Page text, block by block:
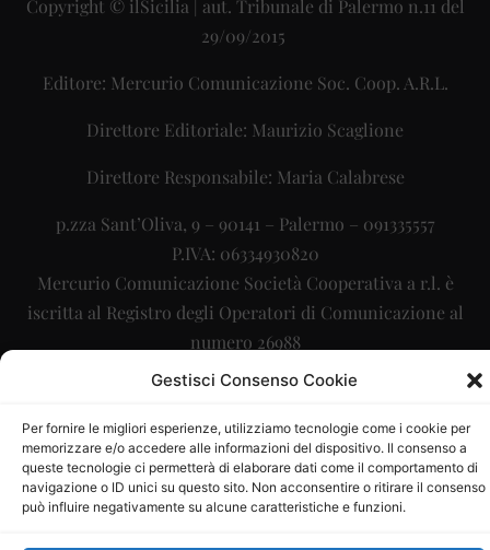
Gestisci Consenso Cookie
Per fornire le migliori esperienze, utilizziamo tecnologie come i cookie per
memorizzare e/o accedere alle informazioni del dispositivo. Il consenso a
queste tecnologie ci permetterà di elaborare dati come il comportamento di
navigazione o ID unici su questo sito. Non acconsentire o ritirare il consenso
può influire negativamente su alcune caratteristiche e funzioni.
Copyright © ilSicilia | aut. Tribunale di Palermo n.11 del
29/09/2015
Editore: Mercurio Comunicazione Soc. Coop. A.R.L.
Direttore Editoriale: Maurizio Scaglione
Direttore Responsabile: Maria Calabrese
p.zza Sant’Oliva, 9 – 90141 – Palermo – 091335557
P.IVA: 06334930820
Mercurio Comunicazione Società Cooperativa a r.l. è
iscritta al Registro degli Operatori di Comunicazione al
numero 26988
Sito gestito daLa Digitale srl– info@ladigitale.it